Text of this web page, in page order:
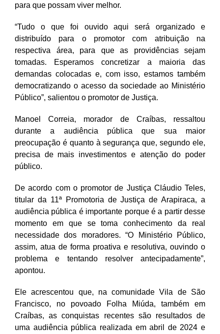
para que possam viver melhor.
“Tudo o que foi ouvido aqui será organizado e
distribuído para o promotor com atribuição na
respectiva área, para que as providências sejam
tomadas. Esperamos concretizar a maioria das
demandas colocadas e, com isso, estamos também
democratizando o acesso da sociedade ao Ministério
Público”, salientou o promotor de Justiça.
Manoel Correia, morador de Craíbas, ressaltou
durante a audiência pública que sua maior
preocupação é quanto à segurança que, segundo ele,
precisa de mais investimentos e atenção do poder
público.
De acordo com o promotor de Justiça Cláudio Teles,
titular da 11ª Promotoria de Justiça de Arapiraca, a
audiência pública é importante porque é a partir desse
momento em que se toma conhecimento da real
necessidade dos moradores. “O Ministério Público,
assim, atua de forma proativa e resolutiva, ouvindo o
problema e tentando resolver antecipadamente”,
apontou.
Ele acrescentou que, na comunidade Vila de São
Francisco, no povoado Folha Miúda, também em
Craíbas, as conquistas recentes são resultados de
uma audiência pública realizada em abril de 2024 e